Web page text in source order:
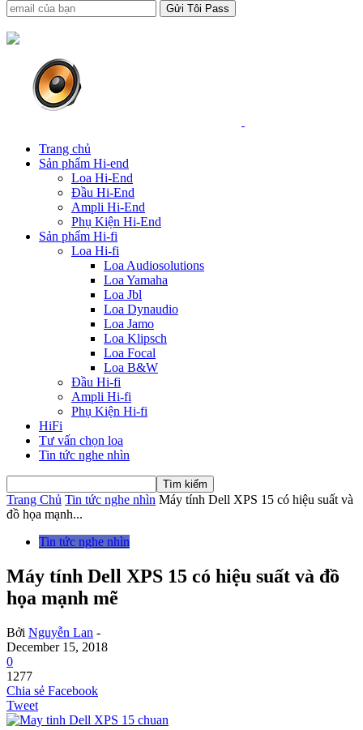
Trang chủ
Sản phẩm Hi-end
Loa Hi-End
Đầu Hi-End
Ampli Hi-End
Phụ Kiện Hi-End
Sản phẩm Hi-fi
Loa Hi-fi
Loa Audiosolutions
Loa Yamaha
Loa Jbl
Loa Dynaudio
Loa Jamo
Loa Klipsch
Loa Focal
Loa B&W
Đầu Hi-fi
Ampli Hi-fi
Phụ Kiện Hi-fi
HiFi
Tư vấn chọn loa
Tin tức nghe nhìn
Trang Chủ Tin tức nghe nhìn Máy tính Dell XPS 15 có hiệu suất và
đồ họa mạnh...
Tin tức nghe nhìn
Máy tính Dell XPS 15 có hiệu suất và đồ
họa mạnh mẽ
Bởi Nguyễn Lan -
December 15, 2018
0
1277
Chia sẻ Facebook
Tweet